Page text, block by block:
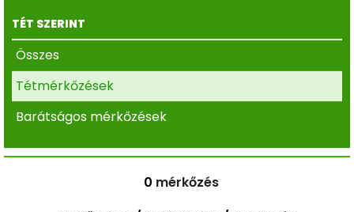
TÉT SZERINT
Összes
Tétmérkőzések
Barátságos mérkőzések
0 mérkőzés